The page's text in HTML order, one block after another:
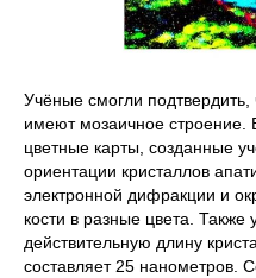
Учёные смогли
имеют мозаичное строение.
цветные карты, созданные
ориентации кристаллов
электронной дифракции и
кости в разные цвета.
действительную длину
составляет 25 нанометров.